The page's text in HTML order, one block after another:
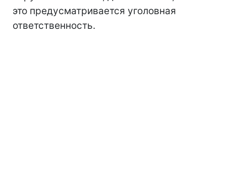
это предусматривается уголовная
ответственность.